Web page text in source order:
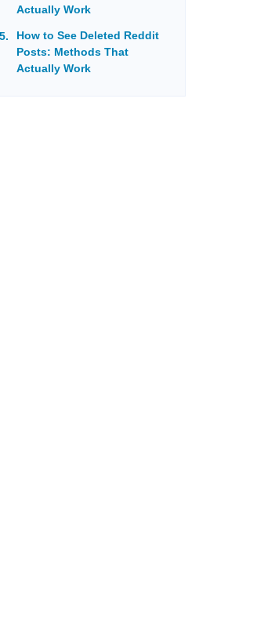
Actually Work
How to See Deleted Reddit
Posts: Methods That
Actually Work